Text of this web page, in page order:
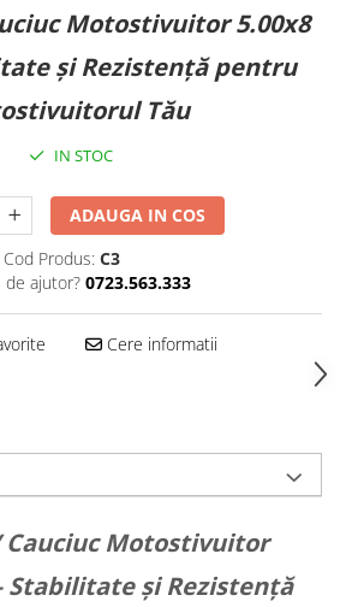
Motostivuitor 5.00x8
și Rezistență pentru
Tău
IN STOC
ADAUGA IN COS
Cod Produs: C3
de ajutor? 0723.563.333
Cere informatii
Cauciuc Motostivuitor
Stabilitate și Rezistență